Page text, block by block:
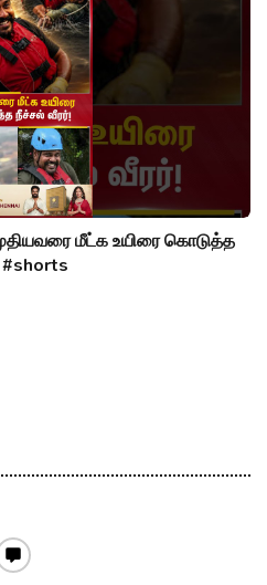
மீட்க உயிரை கொடுத்த
#shorts